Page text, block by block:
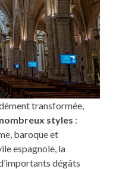
transformée,
styles :
baroque et
espagnole, la
dégâts